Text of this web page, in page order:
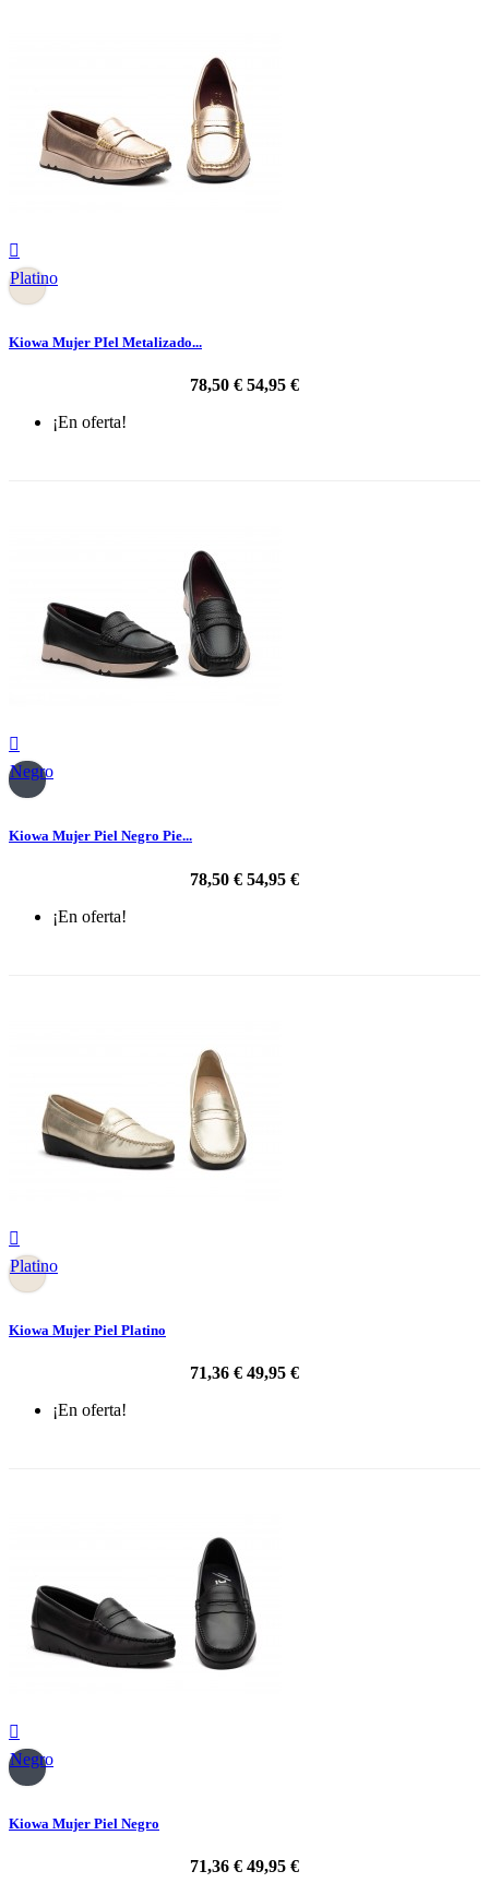

Platino
Kiowa Mujer PIel Metalizado...
78,50 € 54,95 €
¡En oferta!

Negro
Kiowa Mujer Piel Negro Pie...
78,50 € 54,95 €
¡En oferta!

Platino
Kiowa Mujer Piel Platino
71,36 € 49,95 €
¡En oferta!

Negro
Kiowa Mujer Piel Negro
71,36 € 49,95 €